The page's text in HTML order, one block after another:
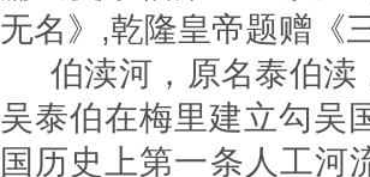
无名》,乾隆皇帝
伯渎河，原名泰伯渎
吴泰伯在梅里建立勾吴
国历史上第一条人工河